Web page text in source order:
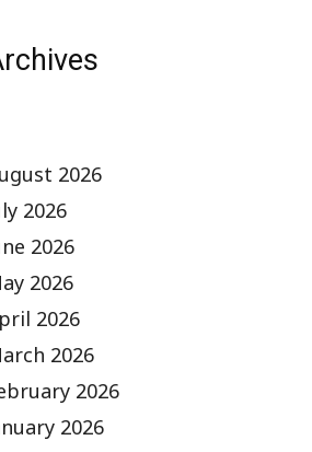
2026
2026
2026
2026
2026
2026
2026
2026